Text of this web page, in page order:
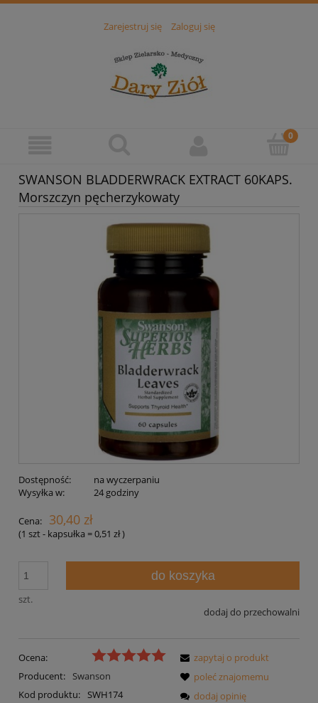
Zarejestruj się Zaloguj się
SWANSON BLADDERWRACK EXTRACT 60KAPS.
Morszczyn pęcherzykowaty
Dostępność:
na wyczerpaniu
Wysyłka w:
24 godziny
Cena: 30,40 zł
(1 szt - kapsułka =0,51 zł)
szt.
do koszyka
dodaj do przechowalni
Ocena:
Producent:
Swanson
Kod produktu: SWH174
zapytaj o produkt
poleć znajomemu
dodaj opinię